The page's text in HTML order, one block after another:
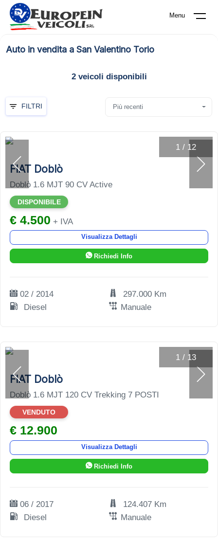
Menu
Auto in vendita a San Valentino Torio
2veicoli disponibili
Più recenti
FILTRI
1 / 12
FIAT Doblò
Doblò 1.6 MJT 90 CV Active
DISPONIBILE
€ 4.500 + IVA
Visualizza Dettagli
Richiedi Info
02 / 2014
297.000 Km
Diesel
Manuale
1 / 13
FIAT Doblò
Doblò 1.6 MJT 120 CV Trekking 7 POSTI
VENDUTO
€ 12.900
Visualizza Dettagli
Richiedi Info
06 / 2017
124.407 Km
Diesel
Manuale